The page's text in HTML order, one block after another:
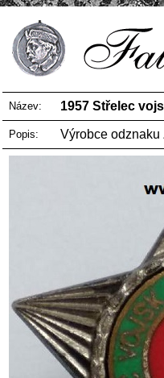
Název: 1957 Střelec
Popis: Výrobce odznaku